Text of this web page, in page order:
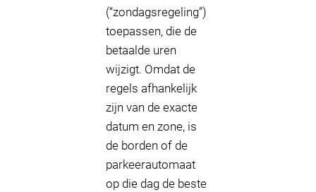
(“zondagsregeling”)
toepassen, die de
betaalde uren
wijzigt. Omdat de
regels afhankelijk
zijn van de exacte
datum en zone, is
de borden of de
parkeerautomaat
op die dag de beste